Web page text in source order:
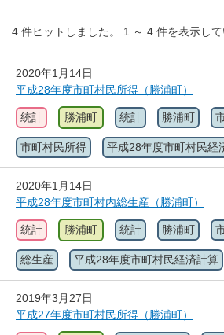
4 件ヒットしました。 1 ～ 4 件を表示して
2020年1月14日
平成28年度市町村民所得（勝浦町）
統計 勝浦町 統計 勝浦町
市町村民所得 平成28年度市町村民経
2020年1月14日
平成28年度市町村内総生産（勝浦町）
統計 勝浦町 統計 勝浦町
総生産 平成28年度市町村民経済計算
2019年3月27日
平成27年度市町村民所得（勝浦町）